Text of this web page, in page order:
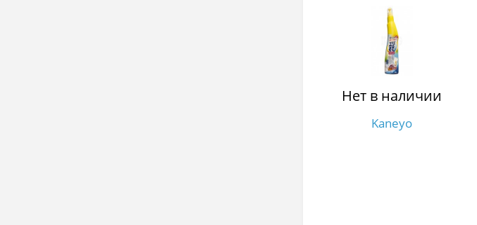
Нет в наличии
Kaneyo